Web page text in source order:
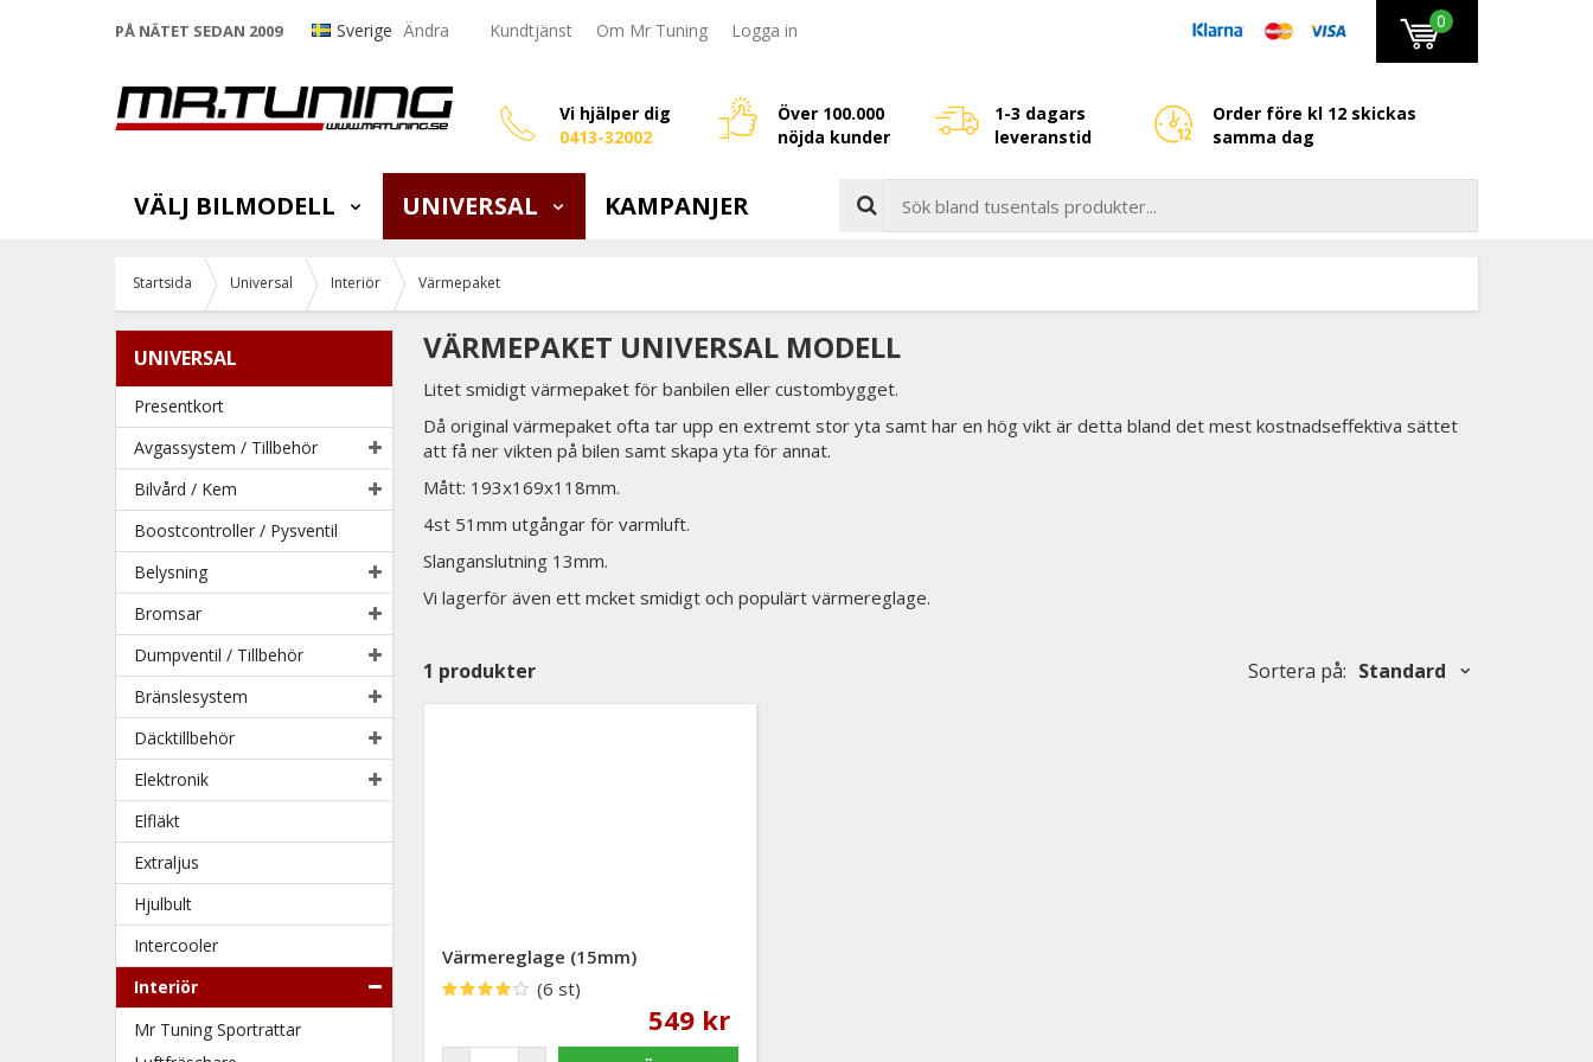
PÅ NÄTET SEDAN 2009 Sverige Ändra Kundtjänst Om Mr Tuning Logga in 0
Vi hjälper dig
0413-32002
Över 100.000
nöjda kunder
1-3 dagars
leveranstid
Order före kl 12 skickas
samma dag
VÄLJ BILMODELL UNIVERSAL KAMPANJER
Startsida Universal Interiör Värmepaket
UNIVERSAL
Presentkort
Avgassystem / Tillbehör
Bilvård / Kem
Boostcontroller / Pysventil
Belysning
Bromsar
Dumpventil / Tillbehör
Bränslesystem
Däcktillbehör
Elektronik
Elfläkt
Extraljus
Hjulbult
Intercooler
Interiör
Mr Tuning Sportrattar
VÄRMEPAKET UNIVERSAL MODELL
Litet smidigt värmepaket för banbilen eller custombygget.
Då original värmepaket ofta tar upp en extremt stor yta samt har en hög vikt är detta bland det mest kostnadseffektiva sättet
att få ner vikten på bilen samt skapa yta för annat.
Mått: 193x169x118mm.
4st 51mm utgångar för varmluft.
Slanganslutning 13mm.
Vi lagerför även ett mcket smidigt och populärt värmereglage.
1 produkter Sortera på: Standard
Värmereglage (15mm)
(6 st)
549 kr